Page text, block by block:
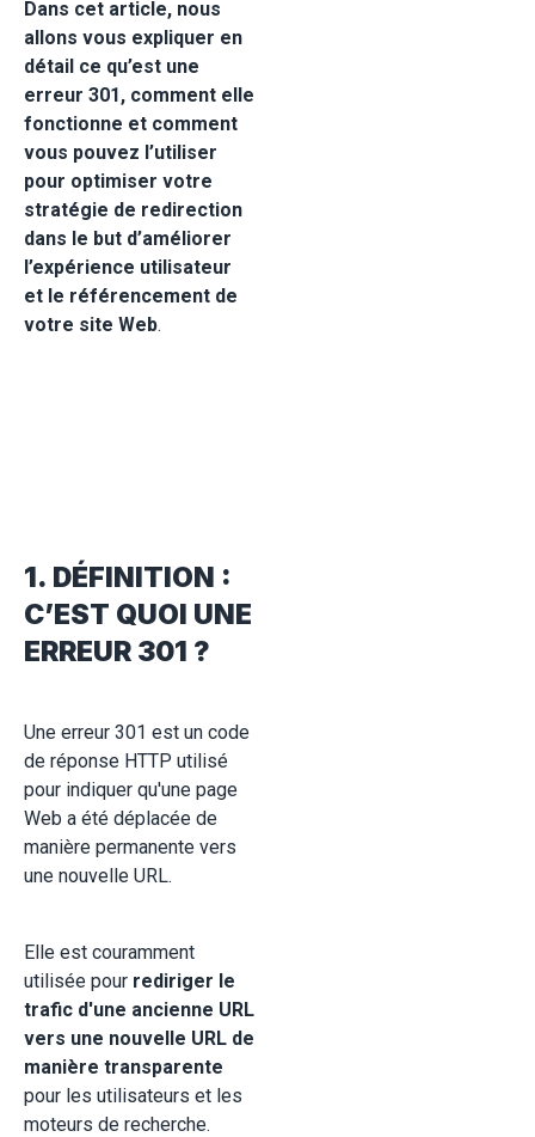
Dans cet article, nous
allons vous expliquer en
détail ce qu’est une
erreur 301, comment elle
fonctionne et comment
vous pouvez l’utiliser
pour optimiser votre
stratégie de redirection
dans le but d’améliorer
l’expérience utilisateur
et le référencement de
votre site Web.
1. DÉFINITION :
C’EST QUOI UNE
ERREUR 301 ?
Une erreur 301 est un code
de réponse HTTP utilisé
pour indiquer qu'une page
Web a été déplacée de
manière permanente vers
une nouvelle URL.
Elle est couramment
utilisée pour rediriger le
trafic d'une ancienne URL
vers une nouvelle URL de
manière transparente
pour les utilisateurs et les
moteurs de recherche.